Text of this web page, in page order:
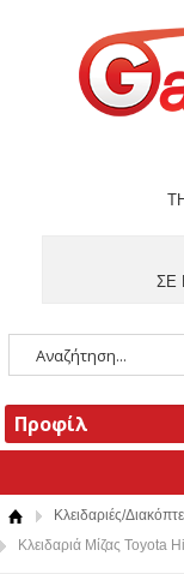
ΣΕ
Κλειδαριές/
Κλειδαριά Μίζας